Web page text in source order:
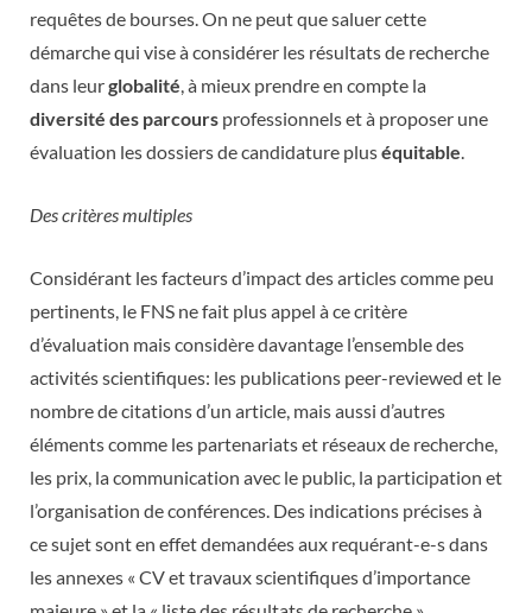
requêtes de bourses. On ne peut que saluer cette
démarche qui vise à considérer les résultats de recherche
dans leurglobalité, à mieux prendre en compte la
diversité des parcours professionnels et à proposer une
évaluation les dossiers de candidature pluséquitable.
Des critères multiples
Considérant les facteurs d’impact des articles comme peu
pertinents, le FNS ne fait plus appel à ce critère
d’évaluation mais considère davantage l’ensemble des
activités scientifiques: les publications peer-reviewed et le
nombre de citations d’un article, mais aussi d’autres
éléments comme les partenariats et réseaux de recherche,
les prix, la communication avec le public, la participation et
l’organisation de conférences. Des indications précises à
ce sujet sont en effet demandées aux requérant-e-s dans
les annexes « CV et travaux scientifiques d’importance